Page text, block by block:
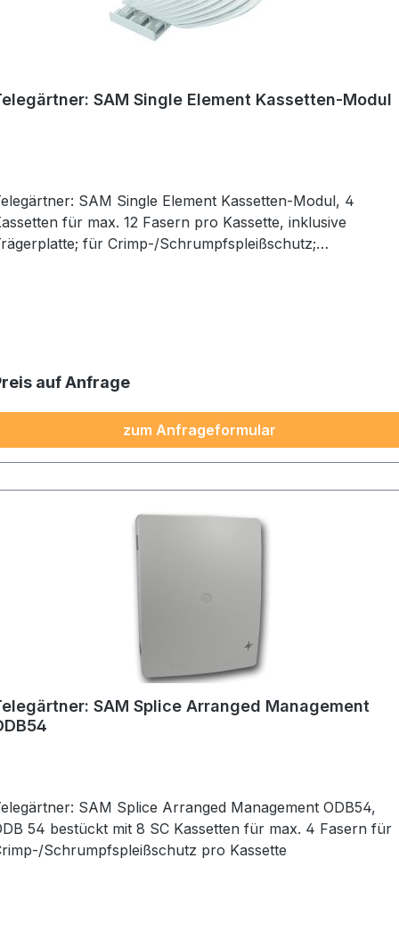
SAM Single Element Kassetten-Modul
SAM Single Element Kassetten-Modul, 4
für max. 12 Fasern pro Kassette, inklusive
für Crimp-/Schrumpfspleißschutz;
auf Anfrage
zum Anfrageformular
SAM Splice Arranged Management
SAM Splice Arranged Management ODB54,
54 bestückt mit 8 SC Kassetten für max. 4 Fasern für
Schrumpfspleißschutz pro Kassette